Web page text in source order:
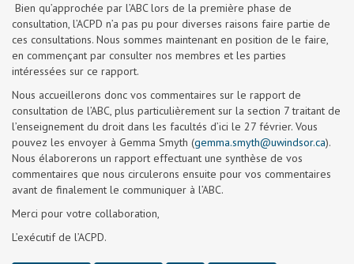
Bien qu’approchée par l’ABC lors de la première phase de
consultation, l’ACPD n’a pas pu pour diverses raisons faire partie de
ces consultations. Nous sommes maintenant en position de le faire,
en commençant par consulter nos membres et les parties
intéressées sur ce rapport.
Nous accueillerons donc vos commentaires sur le rapport de
consultation de l’ABC, plus particulièrement sur la section 7 traitant de
l’enseignement du droit dans les facultés d’ici le 27 février. Vous
pouvez les envoyer à Gemma Smyth (gemma.smyth@uwindsor.ca).
Nous élaborerons un rapport effectuant une synthèse de vos
commentaires que nous circulerons ensuite pour vos commentaires
avant de finalement le communiquer à l’ABC.
Merci pour votre collaboration,
L’exécutif de l’ACPD.